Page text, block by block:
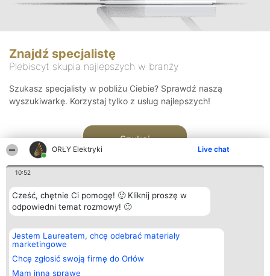
ORŁY Elektryki Live chat
10:52
Cześć, chętnie Ci pomogę! 🙂 Kliknij proszę w
odpowiedni temat rozmowy! 🙂
Jestem Laureatem, chcę odebrać materiały
marketingowe
Chcę zgłosić swoją firmę do Orłów
Mam inną sprawę
Znajdź specjalistę
Plebiscyt skupia najlepszych w branży
Szukasz specjalisty w pobliżu Ciebie? Sprawdź naszą
wyszukiwarkę. Korzystaj tylko z usług najlepszych!
Szukaj
Organizator plebiscytu
Bright Side Solutions sp. z o.
o. sp. k.
ul. Ruska 22
Wrocław 50-079
KRS 0000749100 | Regon
Plebiscyt
Laureaci
wszystkich
Laureatów
Kontakt
Kontakt